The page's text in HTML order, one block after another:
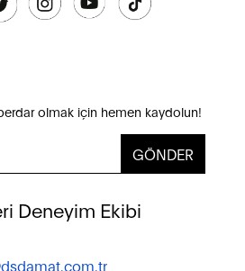
olmak için hemen kaydolun!
GÖNDER
Deneyim Ekibi